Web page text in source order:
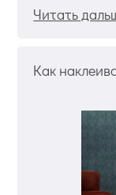
Читать
Как